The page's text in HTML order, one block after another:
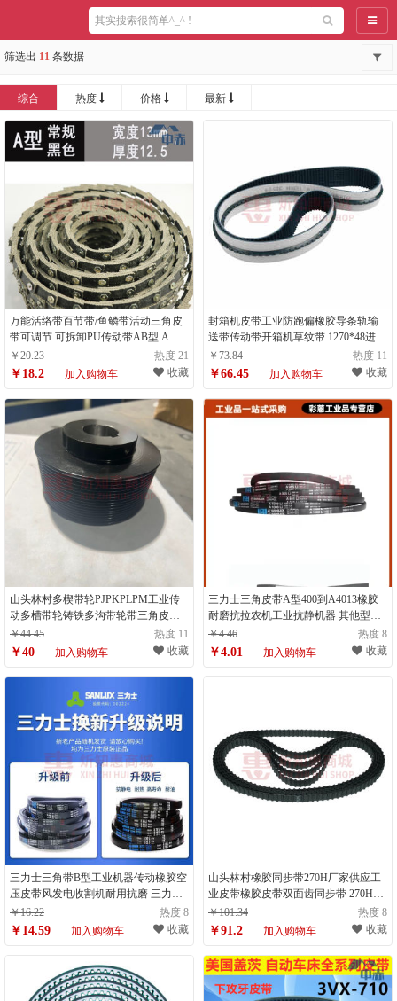
导航
筛选出 11 条数据
综合 热度 价格 最新
万能活络带百节带/鱼鳞带活动三角皮
带可调节 可拆卸PU传动带AB型 A型
(黑色常规)每米价
￥20.23 热度 21
￥18.2 加入购物车 收藏
封箱机皮带工业防跑偏橡胶导条轨输
送带传动带开箱机草纹带 1270*48进口
橡胶墨绿色
￥73.84 热度 11
￥66.45 加入购物车 收藏
山头林村多楔带轮PJPKPLPM工业传
动多槽带轮铸铁多沟带轮带三角皮带
盘 随机发
￥44.45 热度 11
￥40 加入购物车 收藏
三力士三角皮带A型400到A4013橡胶
耐磨抗拉农机工业抗静机器 其他型号
A400-A4013询问客服备注
￥4.46 热度 8
￥4.01 加入购物车 收藏
三力士三角带B型工业机器传动橡胶空
压皮带风发电收割机耐用抗磨 三力士
B1143 Li【高品质】
￥16.22 热度 8
￥14.59 加入购物车 收藏
山头林村橡胶同步带270H厂家供应工
业皮带橡胶皮带双面齿同步带 270H双
面齿
￥101.34 热度 8
￥91.2 加入购物车 收藏